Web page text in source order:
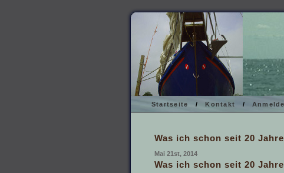
Startseite / Kontakt /
Was ich schon seit 20
Mai 21st, 2014
Was ich schon seit 20